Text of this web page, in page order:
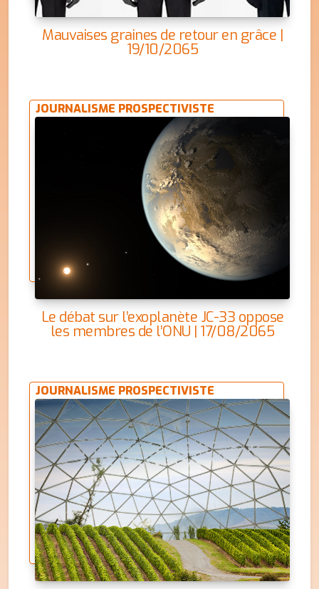
Mauvaises graines de retour en grâce |
19/10/2065
JOURNALISME PROSPECTIVISTE
Le débat sur l’exoplanète JC-33 oppose
les membres de l’ONU | 17/08/2065
JOURNALISME PROSPECTIVISTE